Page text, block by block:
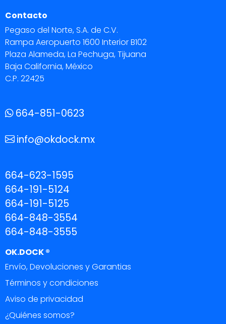
Contacto
Pegaso del Norte, S.A. de C.V.
Rampa Aeropuerto 1600 Interior B102
Plaza Alameda, La Pechuga, Tijuana
Baja California, México
C.P. 22425
664-851-0623
info@okdock.mx
664-623-1595
664-191-5124
664-191-5125
664-848-3554
664-848-3555
OK.DOCK ®
Envío, Devoluciones y Garantias
Términos y condiciones
Aviso de privacidad
¿Quiénes somos?